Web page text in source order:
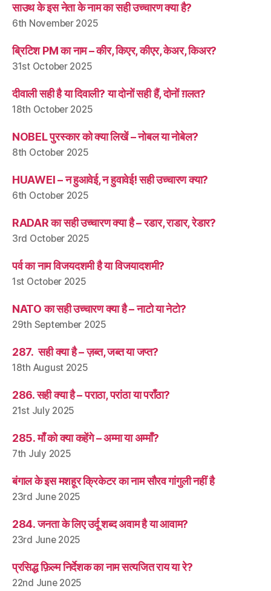
साउथ के इस नेता के नाम का सही उच्चारण क्या है?
6th November 2025
ब्रिटिश PM का नाम – कीर, किएर, कीएर, केअर, किअर?
31st October 2025
दीवाली सही है या दिवाली? या दोनों सही हैं, दोनों ग़लत?
18th October 2025
NOBEL पुरस्कार को क्या लिखें – नोबल या नोबेल?
8th October 2025
HUAWEI – न हुआवेई, न हुवावेई! सही उच्चारण क्या?
6th October 2025
RADAR का सही उच्चारण क्या है – रडार, राडार, रेडार?
3rd October 2025
पर्व का नाम विजयदशमी है या विजयादशमी?
1st October 2025
NATO का सही उच्चारण क्या है – नाटो या नेटो?
29th September 2025
287. सही क्या है – ज़ब्त, जब्त या जप्त?
18th August 2025
286. सही क्या है – पराठा, परांठा या पराँठा?
21st July 2025
285. माँ को क्या कहेंगे – अम्मा या अम्माँ?
7th July 2025
बंगाल के इस मशहूर क्रिकेटर का नाम सौरव गांगुली नहीं है
23rd June 2025
284. जनता के लिए उर्दू शब्द अवाम है या आवाम?
23rd June 2025
प्रसिद्ध फ़िल्म निर्देशक का नाम सत्यजित राय या रे?
22nd June 2025